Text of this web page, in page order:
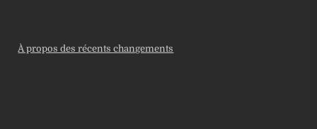
À propos des récents changements